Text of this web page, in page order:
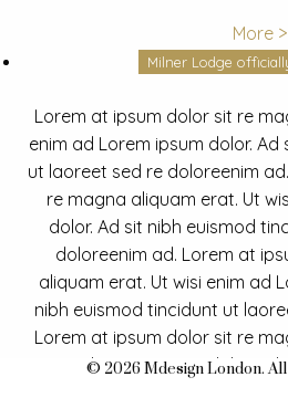
More >
Milner Lodge
Lorem at ipsum dolor sit re
enim ad Lorem ipsum dolor.
ut laoreet sed re doloreenim
re magna aliquam erat. Ut
dolor. Ad sit nibh euismod
doloreenim ad. Lorem at
aliquam erat. Ut wisi enim ad
nibh euismod tincidunt ut
Lorem at ipsum dolor sit re
enim ad Lorem ipsum dolor.
© 2026 Mdesign London. All